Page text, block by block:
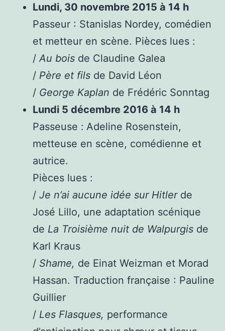
Lundi, 30 novembre 2015 à 14 h
Passeur : Stanislas Nordey, comédien
et metteur en scène. Pièces lues :
/ Au bois de Claudine Galea
/ Père et fils de David Léon
/ George Kaplan de Frédéric Sonntag
Lundi 5 décembre 2016 à 14 h
Passeuse : Adeline Rosenstein,
metteuse en scène, comédienne et
autrice.
Pièces lues :
/ Je n’ai aucune idée sur Hitlerde
José Lillo, une adaptation scénique
de La Troisième nuit de Walpurgis de
Karl Kraus
/ Shame, de Einat Weizman et Morad
Hassan. Traduction française : Pauline
Guillier
/ Les Flasques, performance